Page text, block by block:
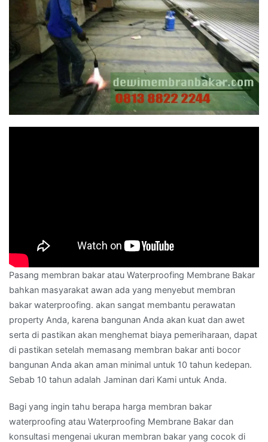
Pasang membran bakar atau Waterproofing Membrane Bakar
bahkan masyarakat awan ada yang menyebut membran
bakar waterproofing. akan sangat membantu perawatan
property Anda, karena bangunan Anda akan kuat dan awet
serta di pastikan akan menghemat biaya pemeriharaan, dapat
di pastikan setelah memasang membran bakar anti bocor
bangunan Anda akan aman minimal untuk 10 tahun kedepan.
Sebab 10 tahun adalah Jaminan dari Kami untuk Anda.
Bagi yang ingin tahu berapa harga membran bakar
waterproofing atau Waterproofing Membrane Bakar dan
konsultasi mengenai ukuran membran bakar yang cocok di